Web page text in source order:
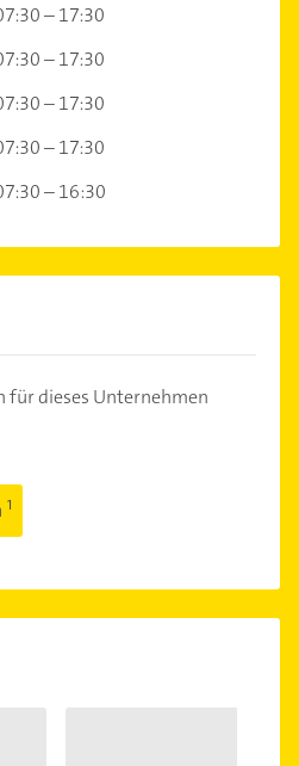
– 17:30
– 17:30
– 17:30
– 17:30
– 16:30
für dieses Unternehmen